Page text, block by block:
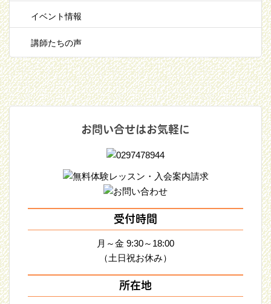
イベント情報
講師たちの声
お問い合せはお気軽に
受付時間
月～金 9:30～18:00
（土日祝お休み）
所在地